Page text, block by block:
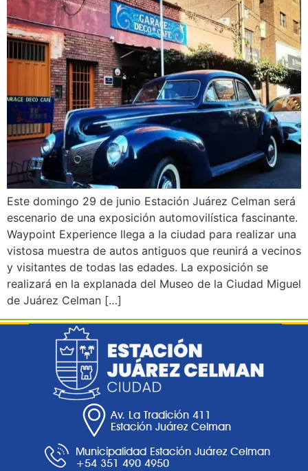
Este domingo 29 de junio Estación Juárez Celman será
escenario de una exposición automovilística fascinante.
Waypoint Experience llega a la ciudad para realizar una
vistosa muestra de autos antiguos que reunirá a vecinos
y visitantes de todas las edades. La exposición se
realizará en la explanada del Museo de la Ciudad Miguel
de Juárez Celman […]
Av. La Tradición 411
Estación Juárez Celman
Municipalidad Estación Juárez Celman
+54 351 490 4950